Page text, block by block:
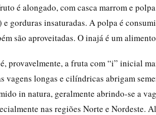
é alongado, com casca marrom e
gorduras insaturadas. A polpa é
são aproveitadas. O inajá é um
provavelmente, a fruta com “i” inicial
vagens longas e cilíndricas abrigam
in natura, geralmente abrindo-se a
nas regiões Norte e Nordeste.